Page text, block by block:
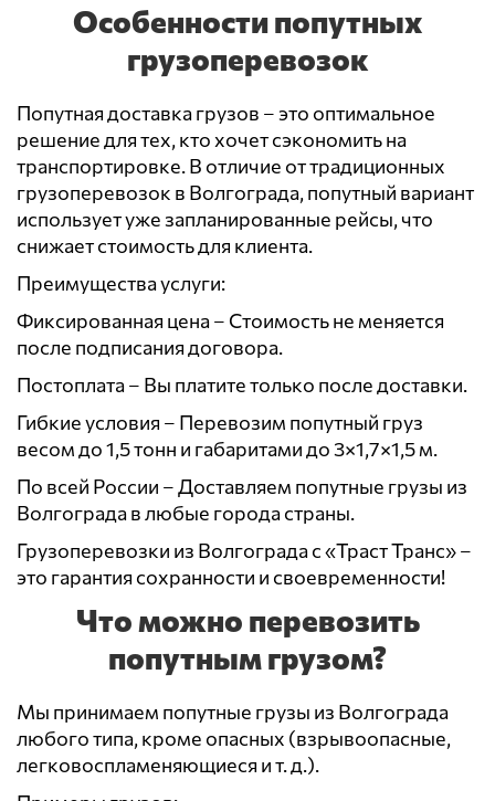
Особенности попутных
грузоперевозок
Попутная доставка грузов – это оптимальное
решение для тех, кто хочет сэкономить на
транспортировке. В отличие от традиционных
грузоперевозок в Волгограда, попутный вариант
использует уже запланированные рейсы, что
снижает стоимость для клиента.
Преимущества услуги:
Фиксированная цена – Стоимость не меняется
после подписания договора.
Постоплата – Вы платите только после доставки.
Гибкие условия – Перевозим попутный груз
весом до 1,5 тонн и габаритами до 3×1,7×1,5 м.
По всей России – Доставляем попутные грузы из
Волгограда в любые города страны.
Грузоперевозки из Волгограда с «Траст Транс» –
это гарантия сохранности и своевременности!
Что можно перевозить
попутным грузом?
Мы принимаем попутные грузы из Волгограда
любого типа, кроме опасных (взрывоопасные,
легковоспламеняющиеся и т. д.).